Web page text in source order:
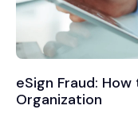
eSign Fraud:
Organization